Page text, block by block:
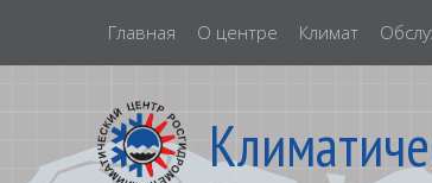
Главная О центре Климат